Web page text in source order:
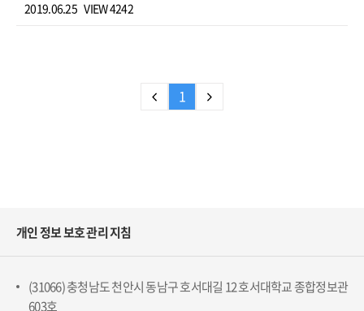
2019.06.25 VIEW 4242
1
개인 정보 보호 관리 지침
(31066) 충청남도 천안시 동남구 호서대길 12 호서대학교 종합정보관
603호